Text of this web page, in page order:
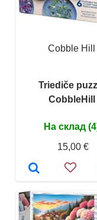
Cobble Hill
Triediče
CobbleHill
На склад
15,00 €